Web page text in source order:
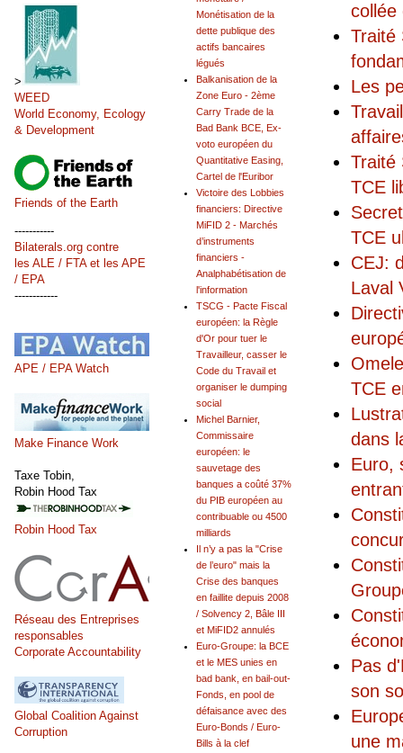
collée
Traité
Les
Traité
TCE
TCE
CEJ:
Laval
TCE
dans
Euro,
Pas
son
une
Monétisation de la
dette publique des
actifs bancaires
légués
Balkanisation de la
Zone Euro - 2ème
Carry Trade de la
Bad Bank BCE, Ex-
voto européen du
Quantitative Easing,
Cartel de l'Euribor
Victoire des Lobbies
financiers: Directive
MiFID 2 - Marchés
d’instruments
financiers -
Analphabétisation de
l'information
TSCG - Pacte Fiscal
européen: la Règle
d'Or pour tuer le
Travailleur, casser le
Code du Travail et
organiser le dumping
social
Michel Barnier,
Commissaire
européen: le
sauvetage des
banques a coûté 37%
du PIB européen au
contribuable ou 4500
milliards
Il n’y a pas la "Crise
de l’euro" mais la
Crise des banques
en faillite depuis 2008
/ Solvency 2, Bâle III
et MiFID2 annulés
Euro-Groupe: la BCE
et le MES unies en
bad bank, en bail-out-
Fonds, en pool de
défaisance avec des
Euro-Bonds / Euro-
Bills à la clef
>
WEED
World Economy, Ecology
& Development
Friends of the Earth
-----------
Bilaterals.org contre
les ALE / FTA et les APE
/ EPA
------------
APE / EPA Watch
Make Finance Work
Taxe Tobin,
Robin Hood Tax
Robin Hood Tax
Réseau des Entreprises
responsables
Corporate Accountability
Global Coalition Against
Corruption